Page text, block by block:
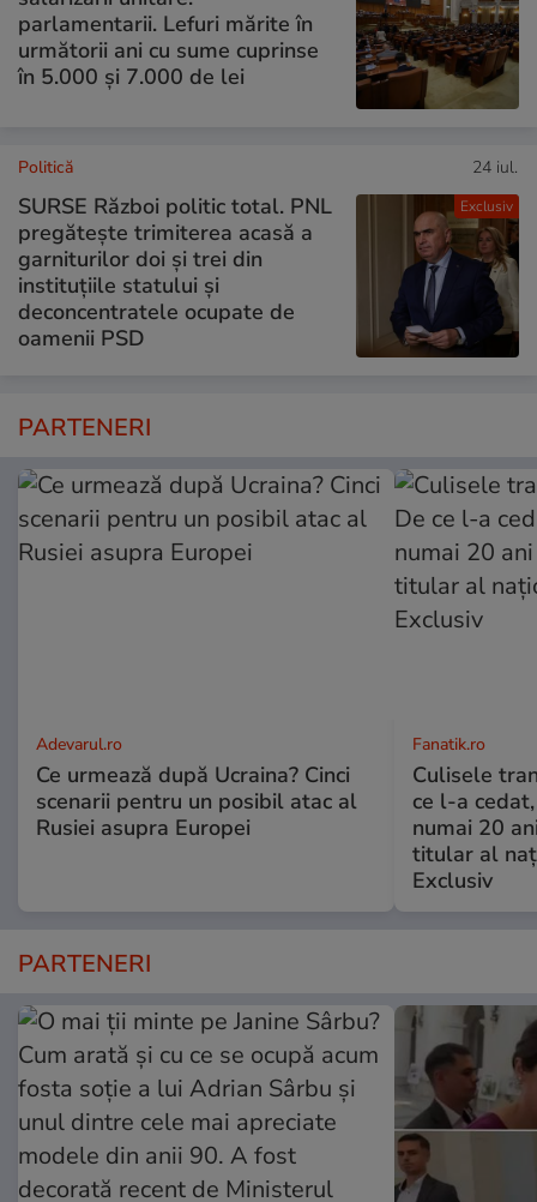
parlamentarii. Lefuri mărite în
următorii ani cu sume cuprinse
în 5.000 și 7.000 de lei
Exclusiv
Politică 24 iul.
SURSE Război politic total. PNL
pregătește trimiterea acasă a
garniturilor doi și trei din
instituțiile statului și
deconcentratele ocupate de
oamenii PSD
PARTENERI
Adevarul.ro
Ce urmează după Ucraina? Cinci
scenarii pentru un posibil atac al
Rusiei asupra Europei
Fanatik.ro
Culisele
ce l-a
numai 20
titular al
Exclusiv
PARTENERI